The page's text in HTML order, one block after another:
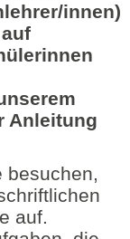
innen)
Anleitung
besuchen,
auf.